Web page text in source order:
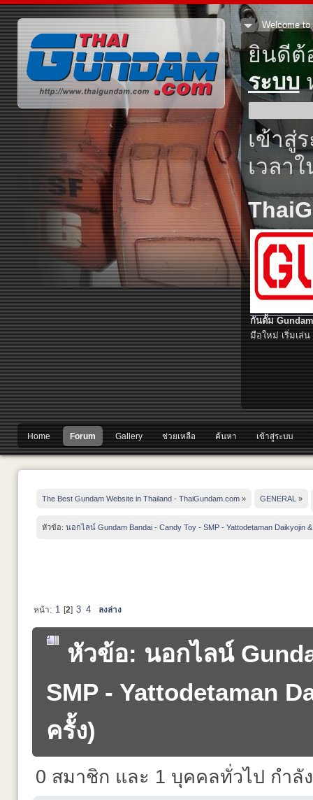
Welcome to
ยินดี
ระบบ
เข้าสู่
เวลา
กันดั้ม
มือใหม่ เริ่มเล่น
Home Forum Gallery ช่วยเหลือ ค้นหา เข้าสู่ระบบ
The Best Gundam Website in Thailand - ThaiGundam.com » GENERAL »
หัวข้อ: นอกไลน์ Gundam Bandai - Candy Toy - SMP - Yattodetaman Daikyojin
หน้า: 1 [2] 3 4 ลงล่าง
หัวข้อ: นอกไลน์
SMP - Yattodetaman
ครั้ง)
0 สมาชิก และ 1 บุคคลทั่วไป กำลั